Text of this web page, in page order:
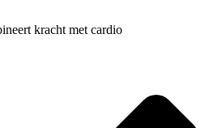
kracht met cardio